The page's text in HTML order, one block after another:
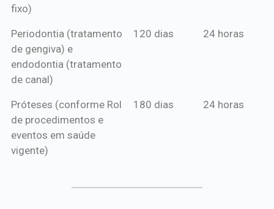
fixo)
Periodontia (tratamento
de gengiva) e
endodontia (tratamento
de canal)
120 dias 24 horas
Próteses (conforme Rol
de procedimentos e
eventos em saúde
vigente)
180 dias 24 horas